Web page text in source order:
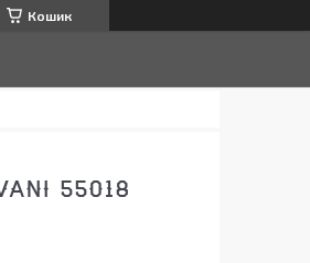
Кошик
55018